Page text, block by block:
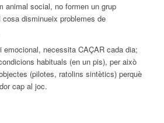
animal social, no formen un grup
disminueix problemes de
emocional, necessita CAÇAR cada dia;
habituals (en un pis), per això
(pilotes, ratolins sintètics) perquè
cap al joc.